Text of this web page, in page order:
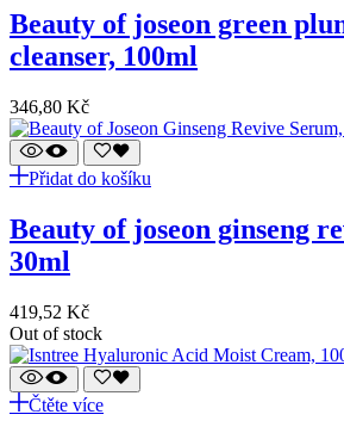
beauty of joseon green plum refreshing
cleanser, 100ml
346,80 Kč
Přidat do košíku
beauty of joseon ginseng revive sérum,
30ml
419,52 Kč
Out of stock
Čtěte více